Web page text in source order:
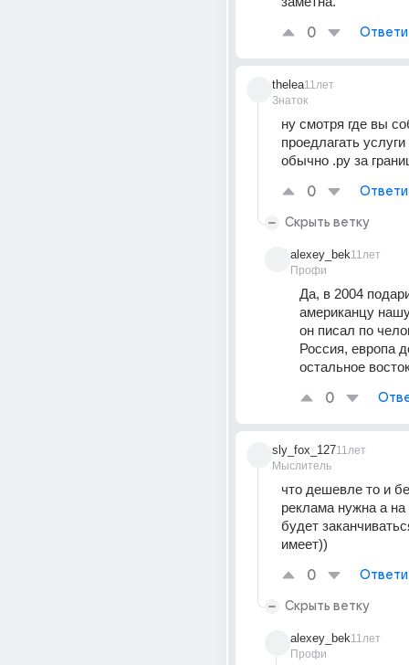
0
thelea
Знаток
11лет
ну смотря где вы
проедлагать
обычно .ру за
0
Скрыть ветку
alexey_bek
Профи
11лет
Да, в 2004
американцу
он писал по
Россия, европа
остальное
0
sly_fox_127
Мыслитель
11лет
что дешевле то и
реклама нужна а
будет
имеет))
0
Скрыть ветку
alexey_bek
Профи
11лет